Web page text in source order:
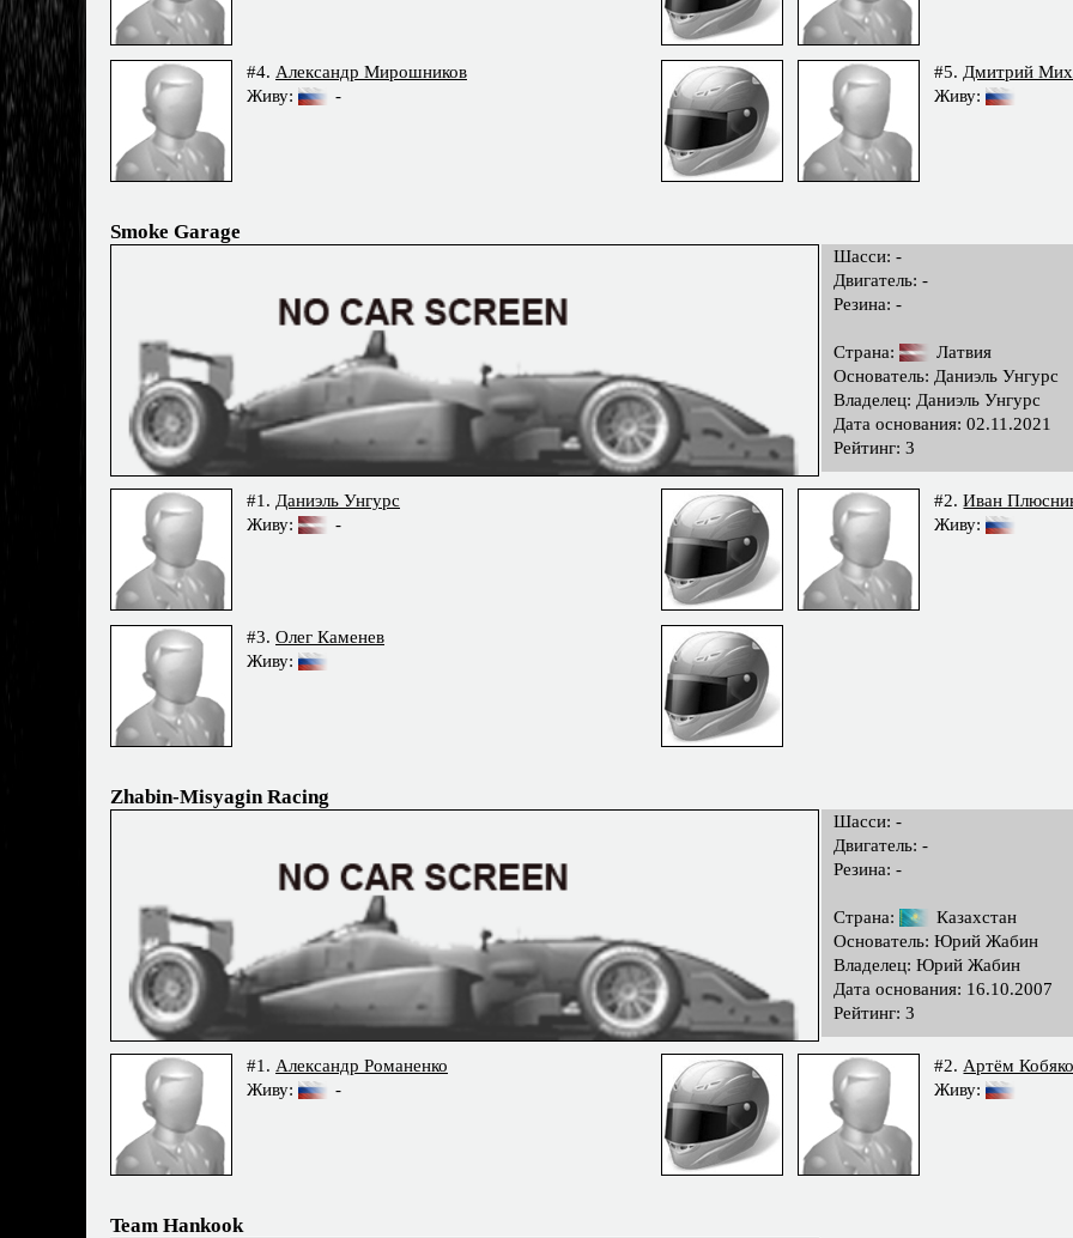
#4. Александр Мирошников
Живу:
-
#5.Дмитрий
Живу:
Smoke Garage
Шасси: -
Двигатель: -
Резина: -
Страна:
Латвия
Основатель: Даниэль Унгурс
Владелец: Даниэль Унгурс
Дата основания: 02.11.2021
Рейтинг: 3
#1. Даниэль Унгурс
Живу:
-
#2.Иван
Живу:
#3. Олег Каменев
Живу:
Zhabin-Misyagin Racing
Шасси: -
Двигатель: -
Резина: -
Страна:
Казахстан
Основатель: Юрий Жабин
Владелец: Юрий Жабин
Дата основания: 16.10.2007
Рейтинг: 3
#1. Александр Романенко
Живу:
-
#2. Артём
Живу:
Team Hankook